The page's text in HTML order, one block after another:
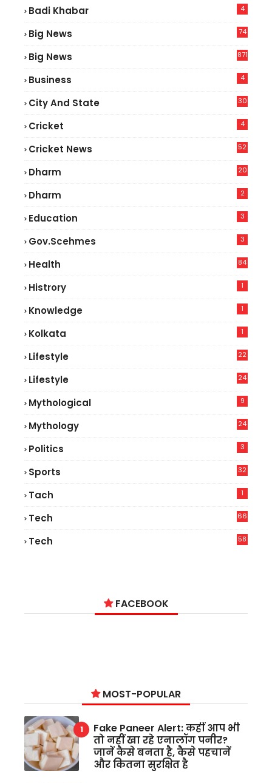
Badi Khabar 4
Big News
74
Big News 871
Business 4
City And State 30
Cricket 4
Cricket News
52
Dharm 20
Dharm 2
Education 3
Gov.scehmes 3
Health
84
Histrory 1
Knowledge 1
Kolkata 1
Lifestyle
22
Lifestyle
24
Mythological 9
Mythology 24
Politics 3
Sports 32
Tach 1
Tech
66
Tech
58
FACEBOOK
MOST-POPULAR
Fake Paneer Alert: कहीं आप भी
तो नहीं खा रहे एनालॉग पनीर?
जानें कैसे बनता है, कैसे पहचानें
और कितना सुरक्षित है